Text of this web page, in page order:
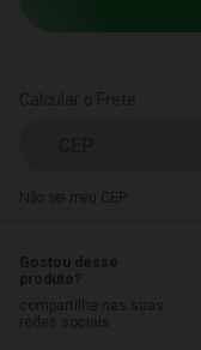
Não sei meu CEP